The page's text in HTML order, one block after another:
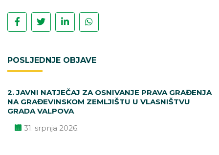
POSLJEDNJE OBJAVE
2. JAVNI NATJEČAJ ZA OSNIVANJE PRAVA GRAĐENJA
NA GRAĐEVINSKOM ZEMLJIŠTU U VLASNIŠTVU
GRADA VALPOVA
31. srpnja 2026.